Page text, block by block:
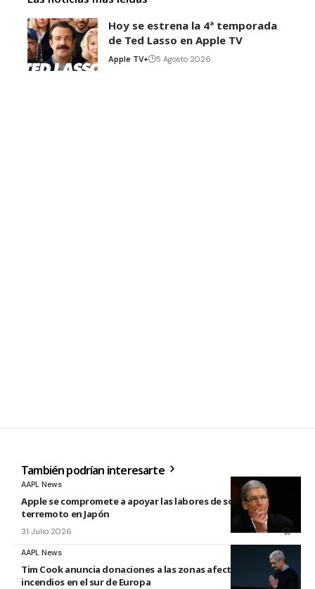
Hoy se estrena la 4ª temporada
de Ted Lasso en Apple TV
Apple TV+ 5 Agosto 2026
También podrían interesarte
AAPL News
Apple se compromete a apoyar las labores de socorro tras el
terremoto en Japón
31 Julio 2026
AAPL News
Tim Cook anuncia donaciones a las zonas afectadas por los
incendios en el sur de Europa